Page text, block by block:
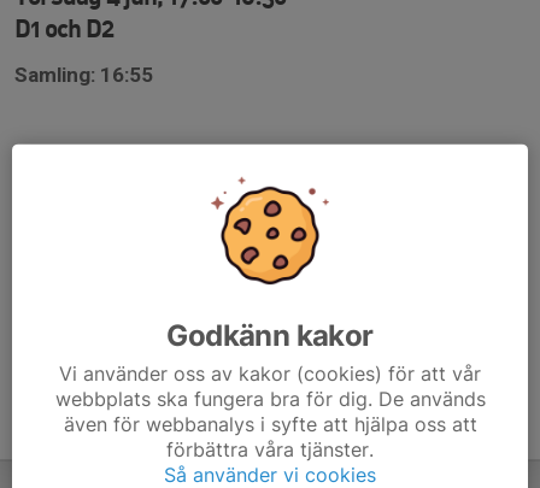
D1 och D2
Samling: 16:55
Godkänn kakor
Vi använder oss av kakor (cookies) för att vår
webbplats ska fungera bra för dig. De används
även för webbanalys i syfte att hjälpa oss att
förbättra våra tjänster.
Så använder vi cookies